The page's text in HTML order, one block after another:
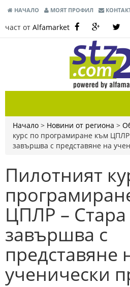
НАЧАЛО МОЯТ ПРОФИЛ
част от Alfamarket
Начало > Новини от региона >
курс по програмиране към ЦПЛР
завършва с представяне на
Пилотният
ЦПЛР – Стара
завършва с
представяне
ученически